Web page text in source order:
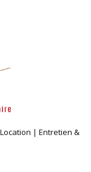
| Entretien &